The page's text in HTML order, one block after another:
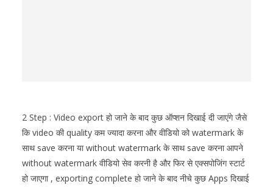
2 Step : Video export हो जाने के बाद कुछ ऑप्शन दिखाई दी जाएंगे जैसे
कि video की quality कम ज्यादा करना और वीडियो को watermark के
साथ save करना या without watermark के साथ save करना आपने
without watermark वीडियो सेव करनी है और फिर से एक्सपोजिंग स्टार्ट
हो जाएगा , exporting complete हो जाने के बाद नीचे कुछ Apps दिखाई